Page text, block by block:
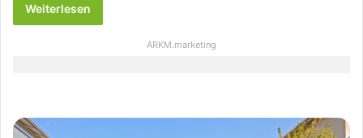
Weiterlesen
ARKM.marketing